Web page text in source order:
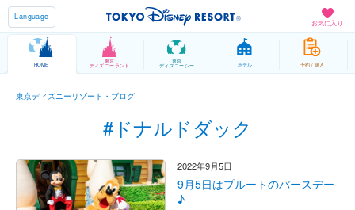
お気に入り
Language
HOME
東京
ディズニーランド
東京
ディズニーシー ホテル 予約 / 購入
東京ディズニーリゾート・ブログ
#ドナルドダック
2022年9月5日
9月5日はプルートのバースデー
♪